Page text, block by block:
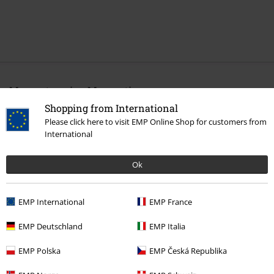
Shopping from International
Please click here to visit EMP Online Shop for customers from
International
Ok
EMP International EMP France
EMP Deutschland EMP Italia
EMP Polska EMP Česká Republika
More categories. More options.
Merch kapel Média LP
Výprodej % Média Vinyl
Merch kapel Žánr Rock
E-Mail Newsletter
teď!Více